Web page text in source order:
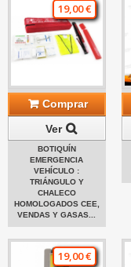
19,00 €
Comprar
Ver
BOTIQUÍN
EMERGENCIA
VEHÍCULO :
TRIÁNGULO Y
CHALECO
HOMOLOGADOS CEE,
VENDAS Y GASAS...
19,00 €